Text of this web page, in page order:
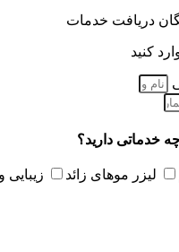
دریافت خدمات
کنید
خدماتی دارید؟
لیزر موهای زائد